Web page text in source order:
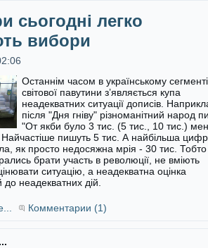
сьогодні легко
вибори
Останнім часом в українському сегменті
світової павутини з’являється купа
неадекватних ситуації дописів.
після "Дня гніву" різноманітний народ
"От якби було 3 тис. (5 тис., 10 тис.)
Найчастіше пишуть 5 тис. А найбільша
як просто недосяжна мрія - 30 тис. Тобто
брати участь в революції, не вміють
ситуацію, а неадекватна оцінка
до неадекватних дій.
Комментарии (1)